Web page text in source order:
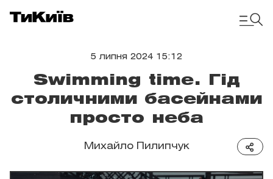
5 липня 2024 15:12
Swimming time. Гід
столичними басейнами
просто неба
Михайло Пилипчук